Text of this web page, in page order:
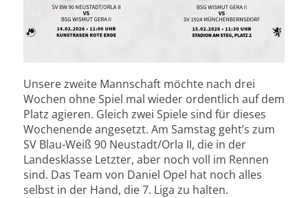
Unsere zweite Mannschaft möchte nach drei
Wochen ohne Spiel mal wieder ordentlich auf dem
Platz agieren. Gleich zwei Spiele sind für dieses
Wochenende angesetzt. Am Samstag geht’s zum
SV Blau-Weiß 90 Neustadt/Orla II, die in der
Landesklasse Letzter, aber noch voll im Rennen
sind. Das Team von Daniel Opel hat noch alles
selbst in der Hand, die 7. Liga zu halten.